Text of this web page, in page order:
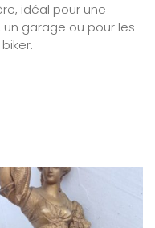
idéal pour une
garage ou pour les